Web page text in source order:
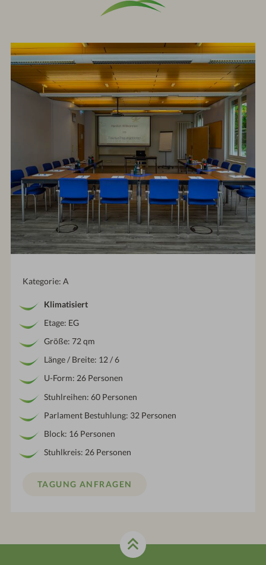
10.30
Kategorie: A
Klimatisiert
Etage: EG
Größe: 72 qm
Länge / Breite: 12 / 6
U-Form: 26 Personen
Stuhlreihen: 60 Personen
Parlament Bestuhlung: 32 Personen
Block: 16 Personen
Stuhlkreis: 26 Personen
TAGUNG ANFRAGEN